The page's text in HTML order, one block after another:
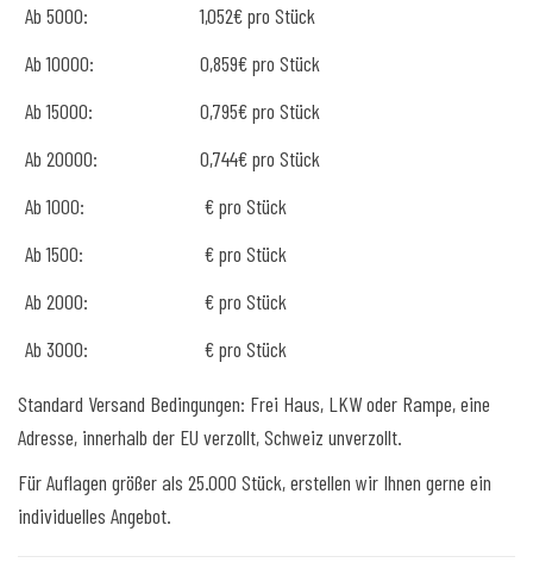
Ab 5000:
1,052€ pro Stück
Ab 10000:
0,859€ pro Stück
Ab 15000:
0,795€ pro Stück
Ab 20000:
0,744€ pro Stück
Ab 1000:
€ pro Stück
Ab 1500:
€ pro Stück
Ab 2000:
€ pro Stück
Ab 3000:
€ pro Stück
Standard Versand Bedingungen: Frei Haus, LKW oder Rampe, eine
Adresse, innerhalb der EU verzollt, Schweiz unverzollt.
Für Auflagen größer als 25.000 Stück, erstellen wir Ihnen gerne ein
individuelles Angebot.